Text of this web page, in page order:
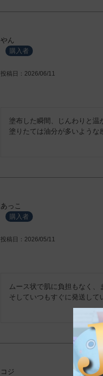
やん
購入者
投稿日
2026/06/11
塗布した瞬間、じんわりと温
塗りたては油分が多いような
あっこ
購入者
投稿日
2026/05/11
ムース状で肌に負担もなく、
そしていつもすぐに発送して
コジ